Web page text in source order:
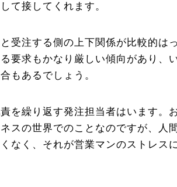
て接してくれます。
受注する側の上下関係が比較的はっ
要求もかなり厳しい傾向があり、
もあるでしょう。
を繰り返す発注担当者はいます。
スの世界でのことなのですが、人間
なく、それが営業マンのストレス